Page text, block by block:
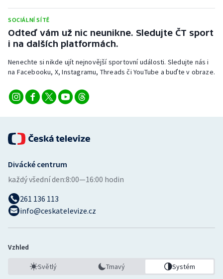
Triatlon
Veslování
Vodní slalom
Volejbal
Ostatní
SOCIÁLNÍ SÍTĚ
Odteď vám už nic neunikne. Sledujte ČT sport
i na dalších platformách.
Nenechte si nikde ujít nejnovější sportovní události. Sledujte nás i
na Facebooku, X, Instagramu, Threads či YouTube a buďte v obraze.
Divácké centrum
každý všední den:8:00—16:00 hodin
261 136 113
info@ceskatelevize.cz
Vzhled
Světlý Tmavý Systém